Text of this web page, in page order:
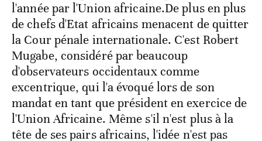
l'année par l'Union africaine.De plus en plus
de chefs d'Etat africains menacent de quitter
la Cour pénale internationale. C'est Robert
Mugabe, considéré par beaucoup
d'observateurs occidentaux comme
excentrique, qui l'a évoqué lors de son
mandat en tant que président en exercice de
l'Union Africaine. Même s'il n'est plus à la
tête de ses pairs africains, l'idée n'est pas